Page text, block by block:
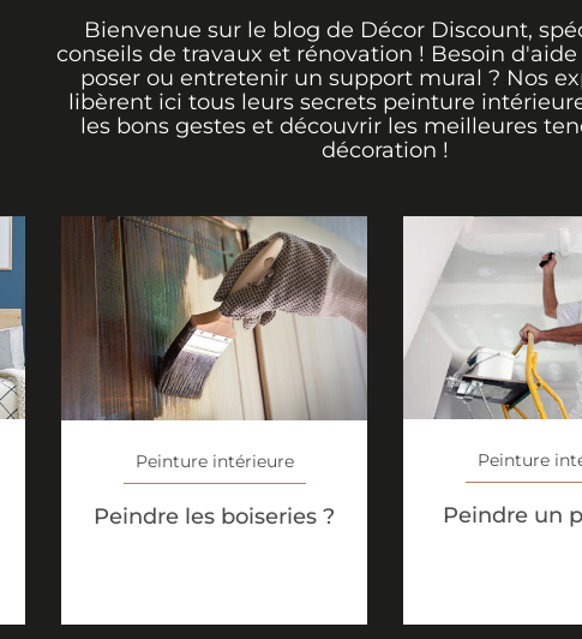
Bienvenue sur le blog de Décor Discount,
conseils de travaux et rénovation ! Besoin
poser ou entretenir un support mural ? Nos
libèrent ici tous leurs secrets peinture
les bons gestes et découvrir les meilleures
décoration !
Peinture intérieure
Peindre les boiseries ?
Peinture
Peindre un